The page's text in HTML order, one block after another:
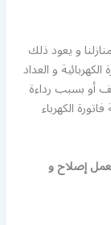
و يعود ذلك
و العداد
أو بسبب رداءة
الكهرباء
إصلاح و